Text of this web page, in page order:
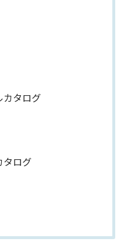
カタログ
タログ